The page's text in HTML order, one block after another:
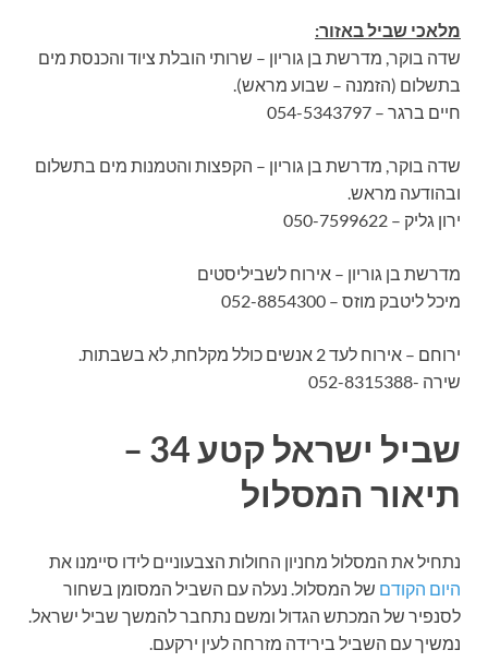
מלאכי שביל באזור:
שדה בוקר, מדרשת בן גוריון – שרותי הובלת ציוד והכנסת מים
בתשלום (הזמנה – שבוע מראש).
חיים ברגר – 054-5343797
שדה בוקר, מדרשת בן גוריון – הקפצות והטמנות מים בתשלום
ובהודעה מראש.
ירון גליק – 050-7599622
מדרשת בן גוריון – אירוח לשביליסטים
מיכל ליטבק מוזס – 052-8854300
ירוחם – אירוח לעד 2 אנשים כולל מקלחת, לא בשבתות.
שירה -052-8315388
שביל ישראל קטע 34 –
תיאור המסלול
נתחיל את המסלול מחניון החולות הצבעוניים לידו סיימנו את
היום הקודם של המסלול. נעלה עם השביל המסומן בשחור
לסנפיר של המכתש הגדול ומשם נתחבר להמשך שביל ישראל.
נמשיך עם השביל בירידה מזרחה לעין ירקעם.